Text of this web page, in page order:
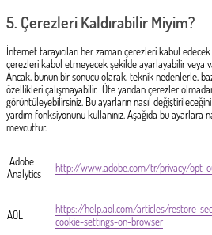
5. Çerezleri Kaldırabilir Miyim?
İnternet tarayıcıları her zaman çerezleri kabul edecek
çerezleri kabul etmeyecek şekilde ayarlayabilir veya
Ancak, bunun bir sonucu olarak, teknik nedenlerle,
özellikleri çalışmayabilir. Öte yandan çerezler
görüntüleyebilirsiniz. Bu ayarların nasıl
yardım fonksiyonunu kullanınız. Aşağıda bu ayarlara
mevcuttur.
Adobe
Analytics
http://www.adobe.com/tr/privacy/opt-
AOL
https://help.aol.com/articles/restore-
cookie-settings-on-browser